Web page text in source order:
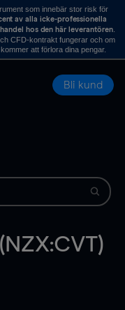
som innebär stor risk för
av alla icke-professionella
hos den här leverantören.
CFD-kontrakt fungerar och om
att förlora dina pengar.
Bli kund